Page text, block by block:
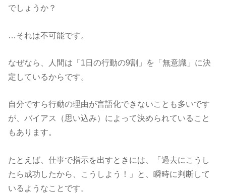
でしょうか？
…それは不可能です。
なぜなら、人間は「1日の行動の9割」を「無意識」に決
定しているからです。
自分ですら行動の理由が言語化できないことも多いです
が、バイアス（思い込み）によって決められていること
もあります。
たとえば、仕事で指示を出すときには、「過去にこうし
たら成功したから、こうしよう！」と、瞬時に判断して
いるようなことです。